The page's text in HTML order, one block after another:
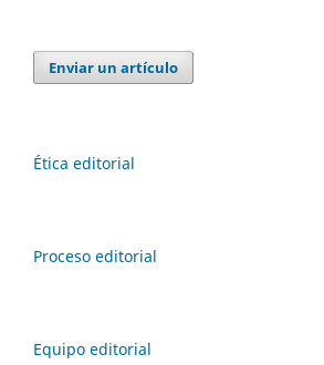
Enviar un artículo
Ética editorial
Proceso editorial
Equipo editorial